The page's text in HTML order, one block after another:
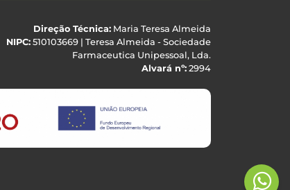
Direção Técnica: Maria Teresa Almeida
NIPC: 510103669 | Teresa Almeida - Sociedade
Farmaceutica Unipessoal, Lda.
Alvará nº: 2994